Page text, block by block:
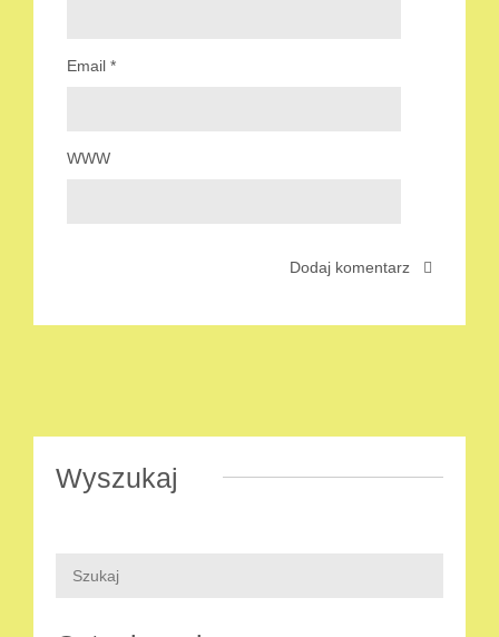
Email *
WWW
Wyszukaj